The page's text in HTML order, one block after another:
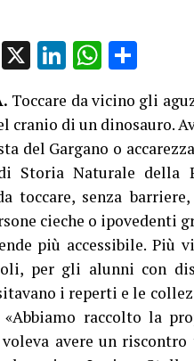
Facebook
X LinkedIn
Toccare da vicino gli
cranio di un dinosauro.
del Gargano o
Storia Naturale della
toccare, senza
cieche o ipovedenti
più accessibile. Più
per gli alunni con
i reperti e le
raccolto la
voleva avere un